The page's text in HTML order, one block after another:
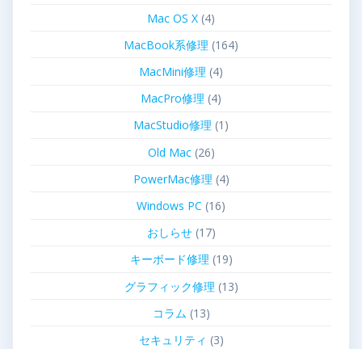
Mac OS X (4)
MacBook系修理 (164)
MacMini修理 (4)
MacPro修理 (4)
MacStudio修理 (1)
Old Mac(26)
PowerMac修理 (4)
Windows PC (16)
おしらせ(17)
キーボード修理 (19)
グラフィック修理 (13)
コラム (13)
セキュリティ (3)